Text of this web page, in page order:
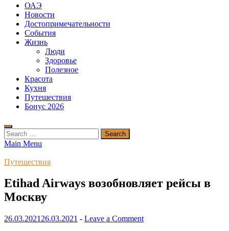
ОАЭ
Новости
Достопримечательности
События
Жизнь
Люди
Здоровье
Полезное
Красота
Кухня
Путешествия
Бонус 2026
Search
for:
Main Menu
Путешествия
Etihad Airways возобновляет рейсы в
Москву
26.03.2021 26.03.2021 - Leave a Comment